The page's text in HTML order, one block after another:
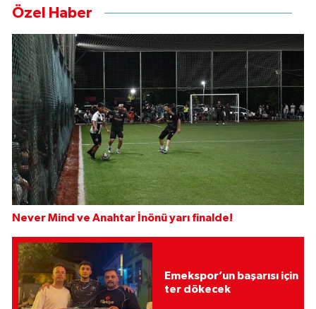
Özel Haber
Never Mind ve Anahtar İnönü yarı finalde!
Emekspor’un başarısı için
ter dökecek